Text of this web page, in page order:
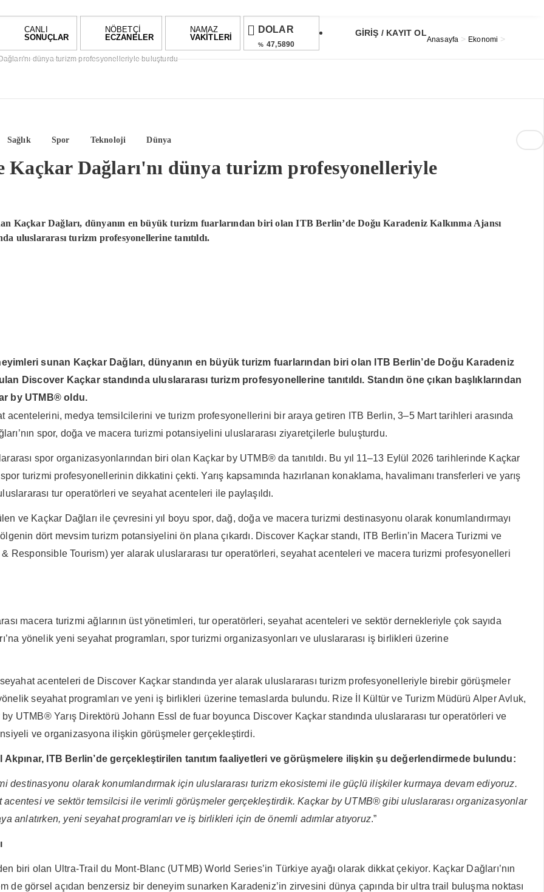
CANLI
SONUÇLAR
NÖBETÇİ
ECZANELER
NAMAZ
VAKİTLERİ
DOLAR
% 47,5890
GİRİŞ / KAYIT OL
Sağlık Spor Teknoloji Dünya
Anasayfa > Ekonomi >
dünya turizm profesyonelleriyle buluşturdu
Dağları'nı dünya turizm profesyonelleriyle
Kaçkar Dağları, dünyanın en büyük turizm fuarlarından biri olan ITB Berlin’de Doğu Karadeniz Kalkınma Ajansı
uluslararası turizm profesyonellerine tanıtıldı.
sunan Kaçkar Dağları, dünyanın en büyük turizm fuarlarından biri olan ITB Berlin’de Doğu Karadeniz
Discover Kaçkar standında uluslararası turizm profesyonellerine tanıtıldı. Standın öne çıkan başlıklarından
by UTMB® oldu.
acentelerini, medya temsilcilerini ve turizm profesyonellerini bir araya getiren ITB Berlin, 3–5 Mart tarihleri arasında
spor, doğa ve macera turizmi potansiyelini uluslararası ziyaretçilerle buluşturdu.
spor organizasyonlarından biri olan Kaçkar by UTMB® da tanıtıldı. Bu yıl 11–13 Eylül 2026 tarihlerinde Kaçkar
turizmi profesyonellerinin dikkatini çekti. Yarış kapsamında hazırlanan konaklama, havalimanı transferleri ve yarış
tur operatörleri ve seyahat acenteleri ile paylaşıldı.
ve Kaçkar Dağları ile çevresini yıl boyu spor, dağ, doğa ve macera turizmi destinasyonu olarak konumlandırmayı
dört mevsim turizm potansiyelini ön plana çıkardı. Discover Kaçkar standı, ITB Berlin’in Macera Turizmi ve
Responsible Tourism) yer alarak uluslararası tur operatörleri, seyahat acenteleri ve macera turizmi profesyonelleri
macera turizmi ağlarının üst yönetimleri, tur operatörleri, seyahat acenteleri ve sektör dernekleriyle çok sayıda
yönelik yeni seyahat programları, spor turizmi organizasyonları ve uluslararası iş birlikleri üzerine
acenteleri de Discover Kaçkar standında yer alarak uluslararası turizm profesyonelleriyle birebir görüşmeler
seyahat programları ve yeni iş birlikleri üzerine temaslarda bulundu. Rize İl Kültür ve Turizm Müdürü Alper Avluk,
UTMB® Yarış Direktörü Johann Essl de fuar boyunca Discover Kaçkar standında uluslararası tur operatörleri ve
ve organizasyona ilişkin görüşmeler gerçekleştirdi.
ITB Berlin’de gerçekleştirilen tanıtım faaliyetleri ve görüşmelere ilişkin şu değerlendirmede bulundu:
destinasyonu olarak konumlandırmak için uluslararası turizm ekosistemi ile güçlü ilişkiler kurmaya devam ediyoruz.
acentesi ve sektör temsilcisi ile verimli görüşmeler gerçekleştirdik. Kaçkar by UTMB® gibi uluslararası organizasyonlar
anlatırken, yeni seyahat programları ve iş birlikleri için de önemli adımlar atıyoruz.”
biri olan Ultra-Trail du Mont-Blanc (UTMB) World Series’in Türkiye ayağı olarak dikkat çekiyor. Kaçkar Dağları’nın
de görsel açıdan benzersiz bir deneyim sunarken Karadeniz’in zirvesini dünya çapında bir ultra trail buluşma noktası